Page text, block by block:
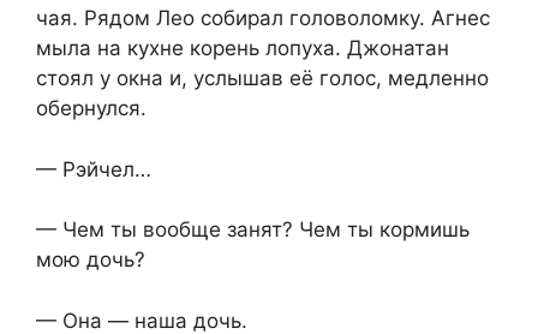
чая. Рядом Лео собирал головоломку. Агнес
мыла на кухне корень лопуха. Джонатан
стоял у окна и, услышав её голос, медленно
обернулся.
— Рэйчел…
— Чем ты вообще занят? Чем ты кормишь
мою дочь?
— Она — наша дочь.